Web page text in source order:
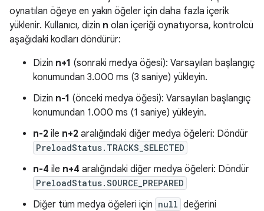
oynatılan öğeye en yakın öğeler için daha fazla içerik
yüklenir. Kullanıcı, dizin n olan içeriği oynatıyorsa, kontrolcü
aşağıdaki kodları döndürür:
Dizin n+1 (sonraki medya öğesi): Varsayılan başlangıç
konumundan 3.000 ms (3 saniye) yükleyin.
Dizin n-1 (önceki medya öğesi): Varsayılan başlangıç
konumundan 1.000 ms (1 saniye) yükleyin.
n-2 ile n+2 aralığındaki diğer medya öğeleri: Döndür
PreloadStatus.TRACKS_SELECTED
n-4 ile n+4 aralığındaki diğer medya öğeleri: Döndür
PreloadStatus.SOURCE_PREPARED
Diğer tüm medya öğeleri için null değerini